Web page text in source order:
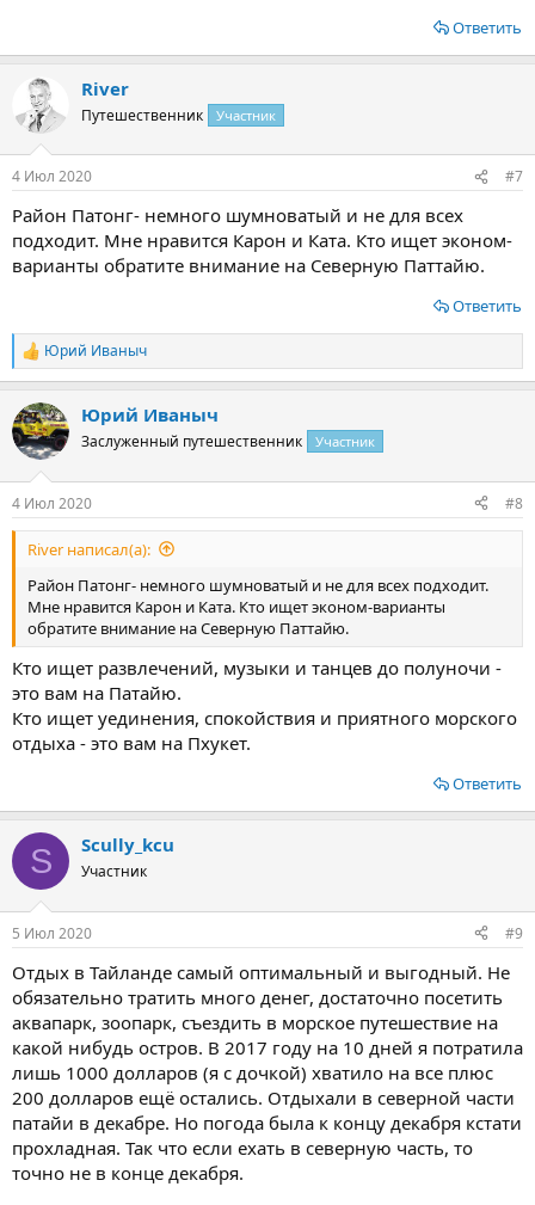
Ответить
River
Путешественник Участник
4 Июл 2020 #7
Район Патонг- немного шумноватый и не для всех
подходит. Мне нравится Карон и Ката. Кто ищет эконом-
варианты обратите внимание на Северную Паттайю.
Ответить
Р
е
к
ц
и
Юрий Иваныч
Юрий Иваныч
Заслуженный путешественник Участник
4 Июл 2020 #8
River написал(а):
Район Патонг- немного шумноватый и не для всех подходит.
Мне нравится Карон и Ката. Кто ищет эконом-варианты
обратите внимание на Северную Паттайю.
Кто ищет развлечений, музыки и танцев до полуночи -
это вам на Патайю.
Кто ищет уединения, спокойствия и приятного морского
отдыха - это вам на Пхукет.
Ответить
S Scully_kcu
Участник
5 Июл 2020 #9
Отдых в Тайланде самый оптимальный и выгодный. Не
обязательно тратить много денег, достаточно посетить
аквапарк, зоопарк, съездить в морское путешествие на
какой нибудь остров. В 2017 году на 10 дней я потратила
лишь 1000 долларов (я с дочкой) хватило на все плюс
200 долларов ещё остались. Отдыхали в северной части
патайи в декабре. Но погода была к концу декабря кстати
прохладная. Так что если ехать в северную часть, то
точно не в конце декабря.